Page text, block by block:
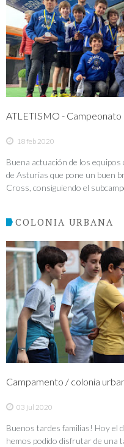
ATLETISMO - Campeonato
18 feb 2020
Buena actuación de los equipos
de Asturias que pone un buen
Cross, consiguiendo el
COLONIA URBANA
Campamento / colonia
03 jul 2020
Buenos tardes familias! Hoy el
hemos podido disfrutar de una